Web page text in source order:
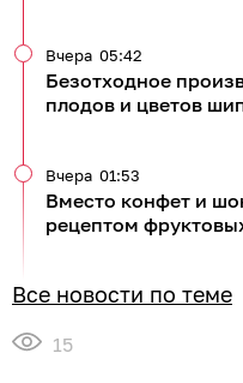
Безотходное
плодов и цветов
Вчера 05:42
Вместо конфет и
рецептом
Вчера 01:53
Все новости по теме
15